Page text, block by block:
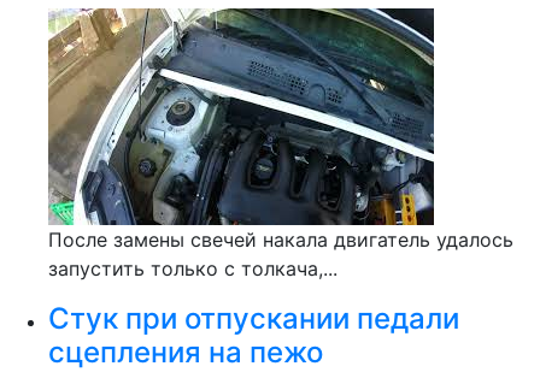
После замены свечей накала двигатель удалось
запустить только с толкача,...
Стук при отпускании педали
сцепления на пежо